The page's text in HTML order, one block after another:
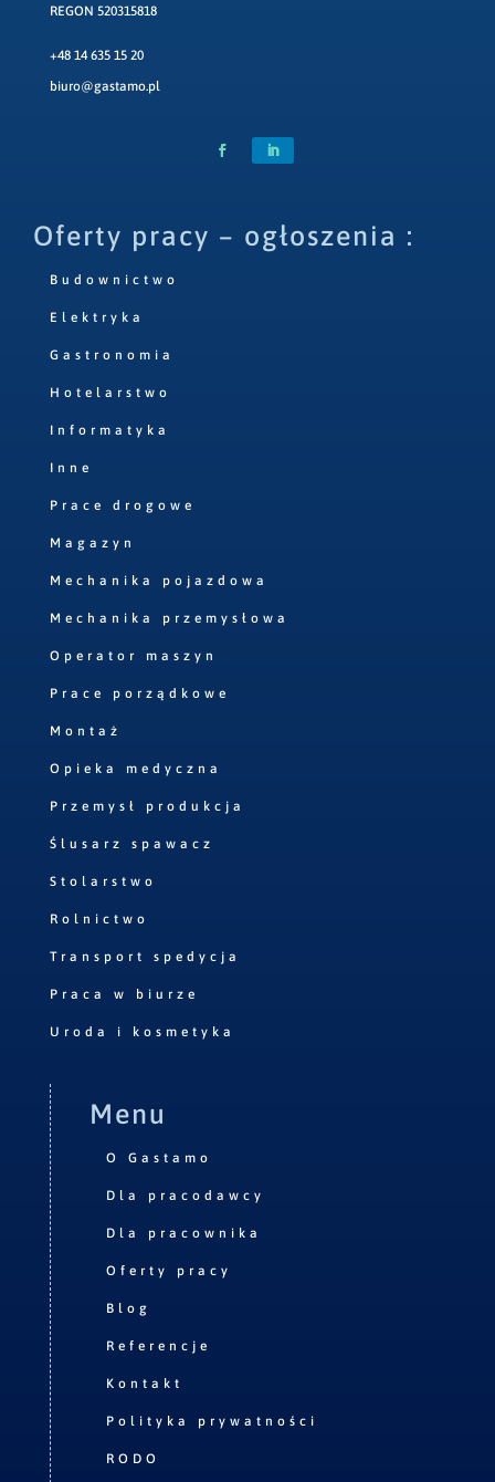
REGON 520315818
+48 14 635 15 20
biuro@gastamo.pl
Oferty pracy – ogłoszenia :
Budownictwo
Elektryka
Gastronomia
Hotelarstwo
Informatyka
Inne
Prace drogowe
Magazyn
Mechanika pojazdowa
Mechanika przemysłowa
Operator maszyn
Prace porządkowe
Montaż
Opieka medyczna
Przemysł produkcja
Ślusarz spawacz
Stolarstwo
Rolnictwo
Transport spedycja
Praca w biurze
Uroda i kosmetyka
Menu
O Gastamo
Dla pracodawcy
Dla pracownika
Oferty pracy
Blog
Referencje
Kontakt
Polityka prywatności
RODO